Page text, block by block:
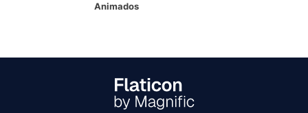
Animados